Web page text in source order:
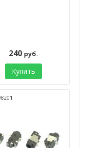
240 руб.
Купить